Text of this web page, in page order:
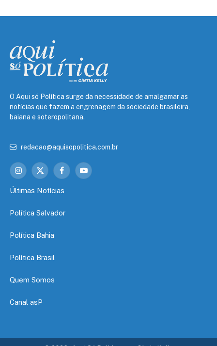
O Aqui só Política surge da necessidade de amalgamar as
notícias que fazem a engrenagem da sociedade brasileira,
baiana e soteropolitana.
redacao@aquisopolitica.com.br
Instagram
X
FacebookYouTube
Últimas Notícias
Política Salvador
Política Bahia
Política Brasil
Quem Somos
Canal asP